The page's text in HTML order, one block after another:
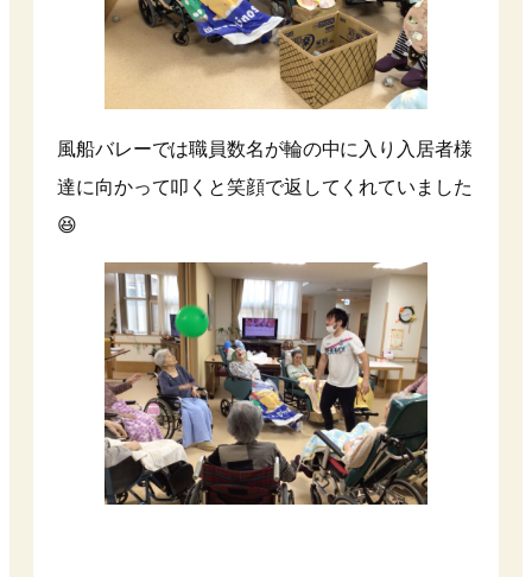
風船バレーでは職員数名が輪の中に入り入居者様
達に向かって叩くと笑顔で返してくれていました
😆